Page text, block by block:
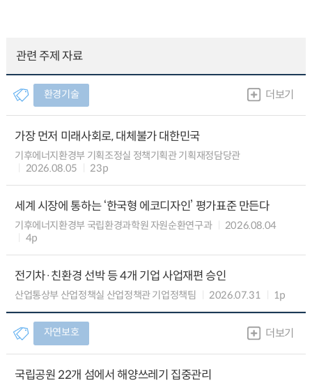
관련 주제 자료
환경기술 더보기
가장 먼저 미래사회로, 대체불가 대한민국
기후에너지환경부 기획조정실 정책기획관 기획재정담당관
2026.08.05
23p
세계 시장에 통하는 ‘한국형 에코디자인’ 평가표준 만든다
기후에너지환경부 국립환경과학원 자원순환연구과
2026.08.04
4p
전기차·친환경 선박 등 4개 기업 사업재편 승인
산업통상부 산업정책실 산업정책관 기업정책팀 2026.07.31 1p
자연보호 더보기
국립공원 22개 섬에서 해양쓰레기 집중관리